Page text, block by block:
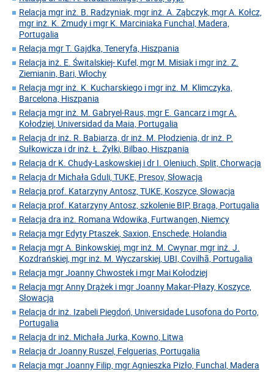
Relacja mgr inż. B. Radzyniak, mgr inż. A. Ząbczyk, mgr A. Kołcz,
mgr inż. K. Żmudy i mgr K. Marciniaka Funchal, Madera,
Portugalia
Relacja mgr T. Gajdka, Teneryfa, Hiszpania
Relacja inż. E. Świtalskiej- Kufel, mgr M. Misiak i mgr inż. Z.
Ziemianin, Bari, Włochy
Relacja mgr inż. K. Kucharskiego i mgr inż. M. Klimczyka,
Barcelona, Hiszpania
Relacja mgr inż. M. Gabryel-Raus, mgr E. Gancarz i mgr A.
Kołodziej, Universidad da Maia, Portugalia
Relacja dr inż. R. Babiarza, dr inż. M. Płodzienia, dr inż. P.
Sułkowicza i dr inż. Ł. Żyłki, Bilbao, Hiszpania
Relacja dr K. Chudy-Laskowskiej i dr I. Oleniuch, Split, Chorwacja
Relacja dr Michała Gduli, TUKE, Presov, Słowacja
Relacja prof. Katarzyny Antosz, TUKE, Koszyce, Słowacja
Relacja prof. Katarzyny Antosz, szkolenie BIP, Braga, Portugalia
Relacja dra inż. Romana Wdowika, Furtwangen, Niemcy
Relacja mgr Edyty Ptaszek, Saxion, Enschede, Holandia
Relacja mgr A. Binkowskiej, mgr inż. M. Cwynar, mgr inż. J.
Kozdrańskiej, mgr inż. M. Wyczarskiej, UBI, Covilhã, Portugalia
Relacja mgr Joanny Chwostek i mgr Mai Kołodziej
Relacja mgr Anny Drążek i mgr Joanny Makar-Płazy, Koszyce,
Słowacja
Relacja dr inż. Izabeli Piegdoń, Universidade Lusofona do Porto,
Portugalia
Relacja dr inż. Michała Jurka, Kowno, Litwa
Relacja dr Joanny Ruszel, Felguerias, Portugalia
Relacja mgr Joanny Filip, mgr Agnieszka Pizło, Funchal, Madera